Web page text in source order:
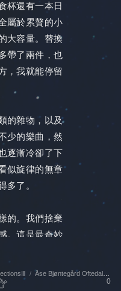
杯還有一本日
屬於累贅的小
大容量。替換
帶了兩件，也
，我就能停留
的雜物，以及
少的樂曲，然
逐漸冷卻了下
似旋律的無章
多了。
的。我們捨棄
。這是最奇妙
袋和裡面的東
的力氣在守護
/Åse Bjøntegård Oftedal@StockSnap.io
0